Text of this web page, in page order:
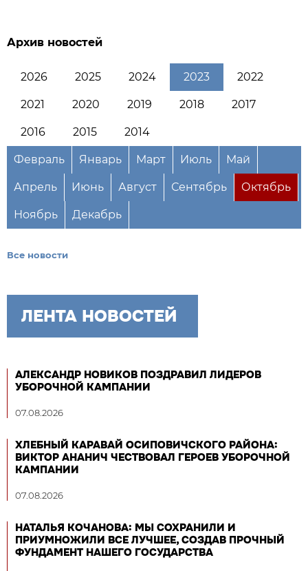
Архив новостей
2026 2025 2024 2023 2022
2021 2020 2019 2018 2017
2016 2015 2014
Февраль Январь Март Июль Май
Апрель Июнь Август Сентябрь Октябрь
Ноябрь Декабрь
Все новости
ЛЕНТА НОВОСТЕЙ
АЛЕКСАНДР НОВИКОВ ПОЗДРАВИЛ ЛИДЕРОВ
УБОРОЧНОЙ КАМПАНИИ
07.08.2026
ХЛЕБНЫЙ КАРАВАЙ ОСИПОВИЧСКОГО РАЙОНА:
ВИКТОР АНАНИЧ ЧЕСТВОВАЛ ГЕРОЕВ УБОРОЧНОЙ
КАМПАНИИ
07.08.2026
НАТАЛЬЯ КОЧАНОВА: МЫ СОХРАНИЛИ И
ПРИУМНОЖИЛИ ВСЕ ЛУЧШЕЕ, СОЗДАВ ПРОЧНЫЙ
ФУНДАМЕНТ НАШЕГО ГОСУДАРСТВА